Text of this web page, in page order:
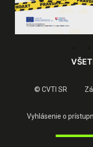
© CVTI SR
Vyhlásenie o